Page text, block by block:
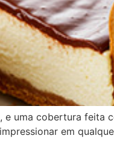
uma cobertura feita
em